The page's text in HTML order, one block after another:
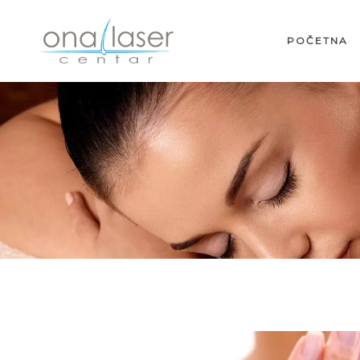
POČETNA